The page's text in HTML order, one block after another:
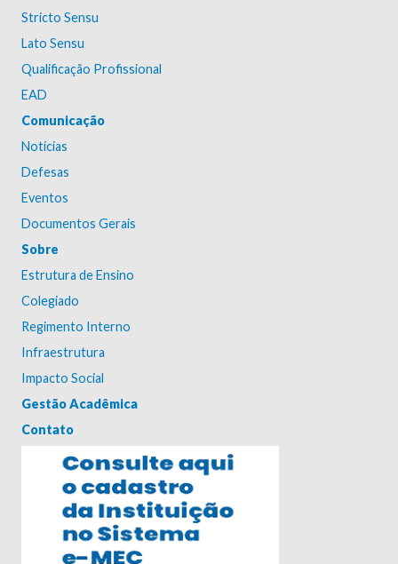
Stricto Sensu
Lato Sensu
Qualificação Profissional
EAD
Comunicação
Notícias
Defesas
Eventos
Documentos Gerais
Sobre
Estrutura de Ensino
Colegiado
Regimento Interno
Infraestrutura
Impacto Social
Gestão Acadêmica
Contato